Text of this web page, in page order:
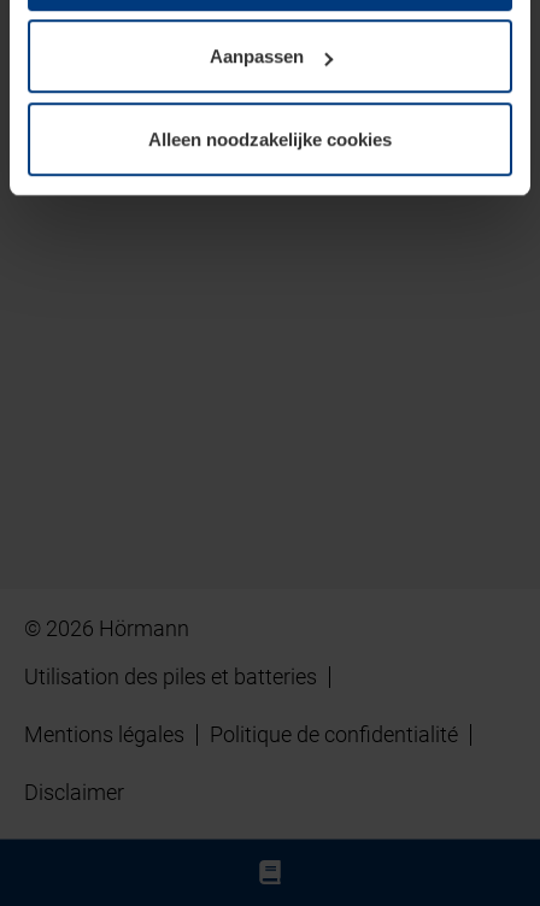
van deze pagina's absoluut vereist is. Voor alle andere
soorten cookies is uw toestemming benodigd. Uw
toestemming kunt u op elk moment bij de uitleg van de
wijzigen of herroepen.
Aanpassen
Alleen noodzakelijke cookies
© 2026 Hörmann
Utilisation des piles et batteries
Mentions légales Politique de confidentialité
Disclaimer